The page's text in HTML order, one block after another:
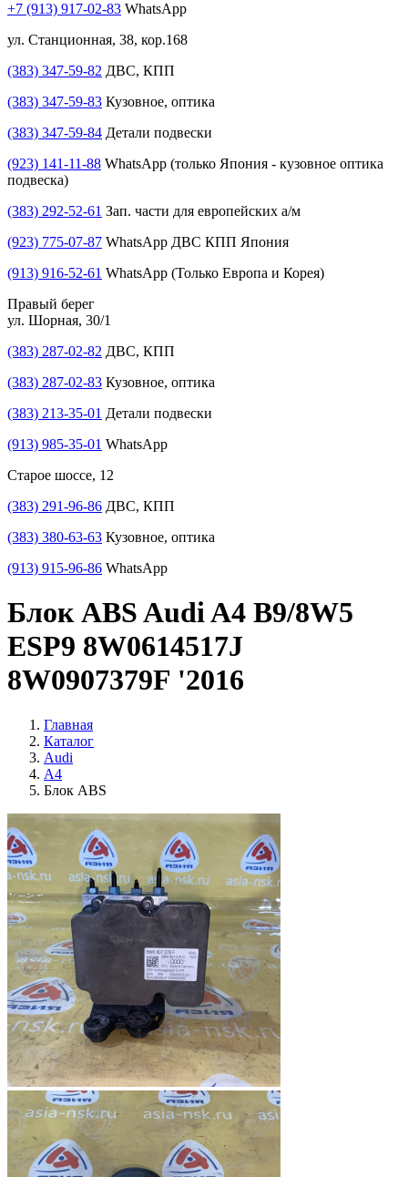
+7 (913) 917-02-83 WhatsApp
ул. Станционная, 38, кор.168
(383) 347-59-82 ДВС, КПП
(383) 347-59-83 Кузовное, оптика
(383) 347-59-84 Детали подвески
(923) 141-11-88 WhatsApp (только Япония - кузовное оптика
подвеска)
(383) 292-52-61 Зап. части для европейских а/м
(923) 775-07-87 WhatsApp ДВС КПП Япония
(913) 916-52-61 WhatsApp (Только Европа и Корея)
Правый берег
ул. Шорная, 30/1
(383) 287-02-82 ДВС, КПП
(383) 287-02-83 Кузовное, оптика
(383) 213-35-01 Детали подвески
(913) 985-35-01 WhatsApp
Старое шоссе, 12
(383) 291-96-86 ДВС, КПП
(383) 380-63-63 Кузовное, оптика
(913) 915-96-86 WhatsApp
Блок ABS Audi A4 B9/8W5
ESP9 8W0614517J
8W0907379F '2016
Главная
Каталог
Audi
A4
Блок ABS